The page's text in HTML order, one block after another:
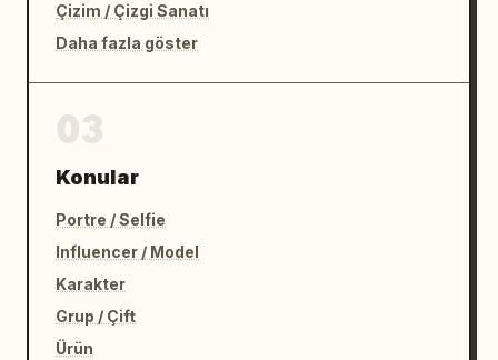
Çizim / Çizgi Sanatı
Daha fazla göster
Konular
Portre / Selfie
Influencer / Model
Karakter
Grup / Çift
Ürün